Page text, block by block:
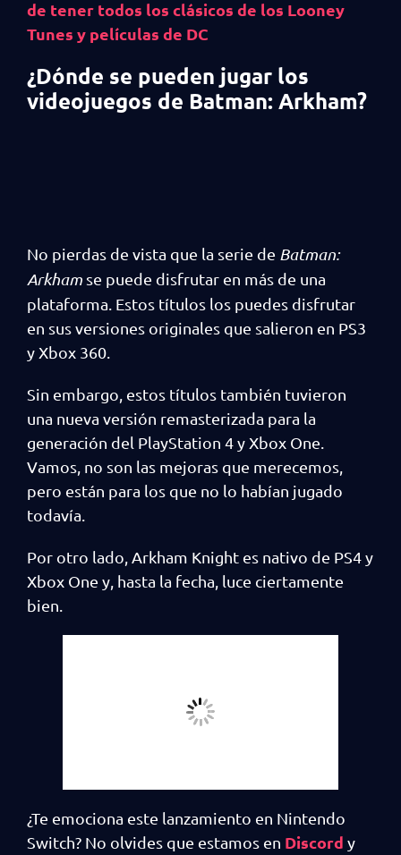
de tener todos los clásicos de los Looney
Tunes y películas de DC
¿Dónde se pueden jugar los
videojuegos de Batman: Arkham?
No pierdas de vista que la serie de Batman:
Arkham se puede disfrutar en más de una
plataforma. Estos títulos los puedes disfrutar
en sus versiones originales que salieron en PS3
y Xbox 360.
Sin embargo, estos títulos también tuvieron
una nueva versión remasterizada para la
generación del PlayStation 4 y Xbox One.
Vamos, no son las mejoras que merecemos,
pero están para los que no lo habían jugado
todavía.
Por otro lado, Arkham Knight es nativo de PS4 y
Xbox One y, hasta la fecha, luce ciertamente
bien.
¿Te emociona este lanzamiento en Nintendo
Switch? No olvides que estamos en Discord y